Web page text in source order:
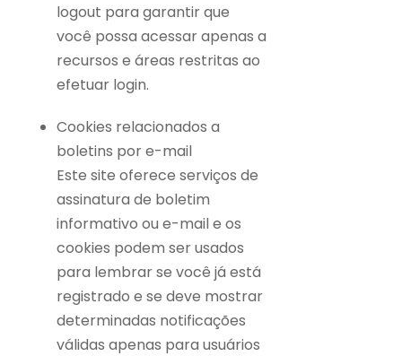
logout para garantir que
você possa acessar apenas a
recursos e áreas restritas ao
efetuar login.
Cookies relacionados a
boletins por e-mail
Este site oferece serviços de
assinatura de boletim
informativo ou e-mail e os
cookies podem ser usados ​​
para lembrar se você já está
registrado e se deve mostrar
determinadas notificações
válidas apenas para usuários